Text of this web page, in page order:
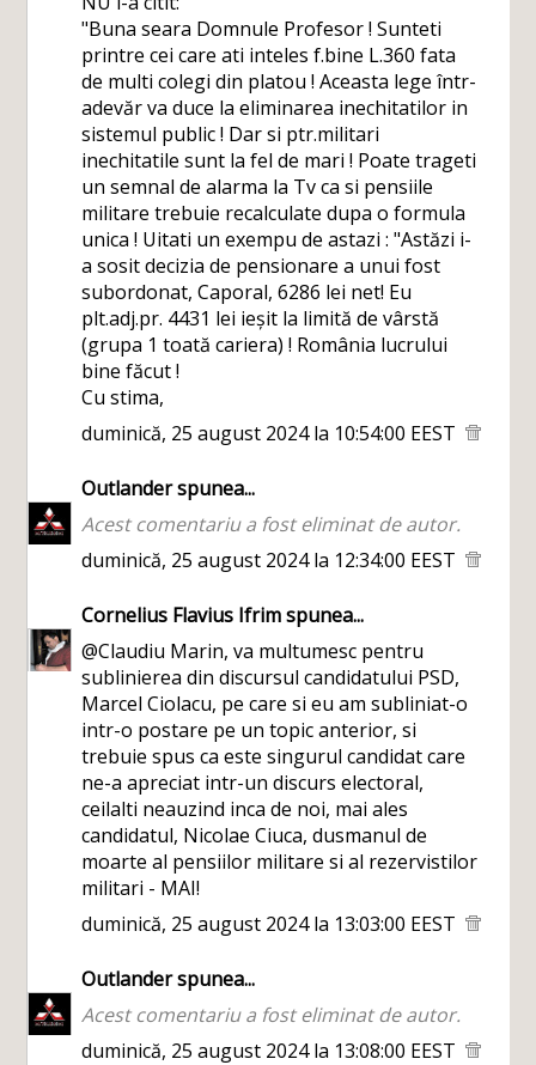
"Buna seara Domnule Profesor ! Sunteti
printre cei care ati inteles f.bine L.360 fata
de multi colegi din platou ! Aceasta lege într-
adevăr va duce la eliminarea inechitatilor in
sistemul public ! Dar si ptr.militari
inechitatile sunt la fel de mari ! Poate trageti
un semnal de alarma la Tv ca si pensiile
militare trebuie recalculate dupa o formula
unica ! Uitati un exempu de astazi : "Astăzi i-
a sosit decizia de pensionare a unui fost
subordonat, Caporal, 6286 lei net! Eu
plt.adj.pr. 4431 lei ieșit la limită de vârstă
(grupa 1 toată cariera) ! România lucrului
bine făcut !
Cu stima,
duminică, 25 august 2024 la 10:54:00 EEST
Outlanderspunea...
Acest comentariu a fost eliminat de autor.
duminică, 25 august 2024 la 12:34:00 EEST
Cornelius Flavius Ifrimspunea...
@Claudiu Marin, va multumesc pentru
sublinierea din discursul candidatului PSD,
Marcel Ciolacu, pe care si eu am subliniat-o
intr-o postare pe un topic anterior, si
trebuie spus ca este singurul candidat care
ne-a apreciat intr-un discurs electoral,
ceilalti neauzind inca de noi, mai ales
candidatul, Nicolae Ciuca, dusmanul de
moarte al pensiilor militare si al rezervistilor
militari - MAI!
duminică, 25 august 2024 la 13:03:00 EEST
Outlanderspunea...
Acest comentariu a fost eliminat de autor.
duminică, 25 august 2024 la 13:08:00 EEST